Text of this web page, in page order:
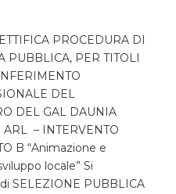
PROCEDURA DI
PUBBLICA, PER TITOLI
DEL
DEL GAL DAUNIA
ARL – INTERVENTO
B “Animazione e
locale” Si
SELEZIONE PUBBLICA